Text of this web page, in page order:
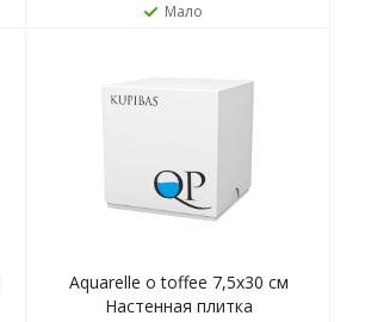
Мало
Aquarelle o toffee 7,5x30 см
Настенная плитка